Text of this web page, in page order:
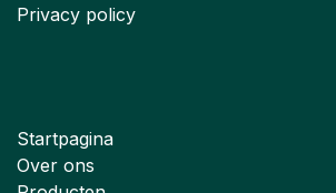
Privacy policy
Startpagina
Over ons